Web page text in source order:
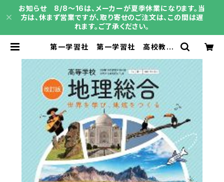
お知らせ 8/8～16は、メーカーが夏季休業になります。当
方は、休まず営業ですが、取り寄せのご注文は、この間は遅
れます。ご了承ください。
第一学習社 第一学習社 高校教科
784804031378 ISBN-10：B0
GV9H3BSZ SKU：004018314
| 育之書店（いくのしょてん）